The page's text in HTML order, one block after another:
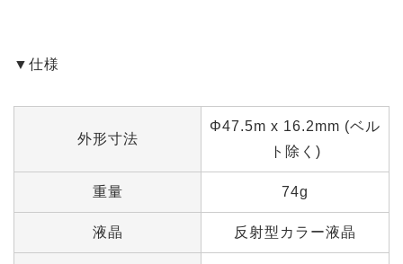
▼仕様
外形寸法
Φ47.5m x 16.2mm (ベル
ト除く)
重量 74g
液晶 反射型カラー液晶